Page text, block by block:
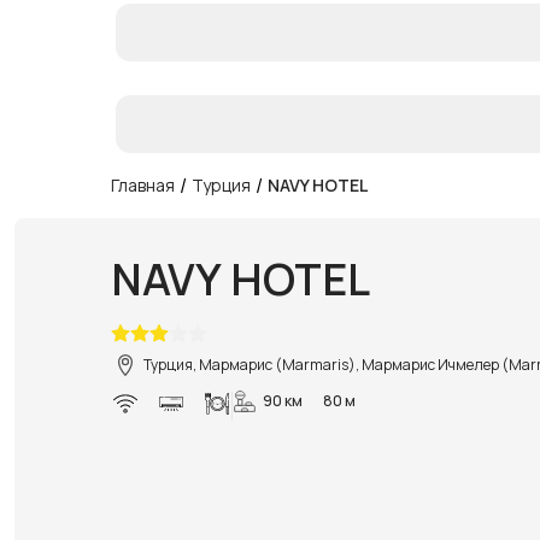
Главная / Турция / NAVY HOTEL
NAVY HOTEL
Турция, Мармарис (Marmaris), Мармарис Ичмелер
90 км
80 м